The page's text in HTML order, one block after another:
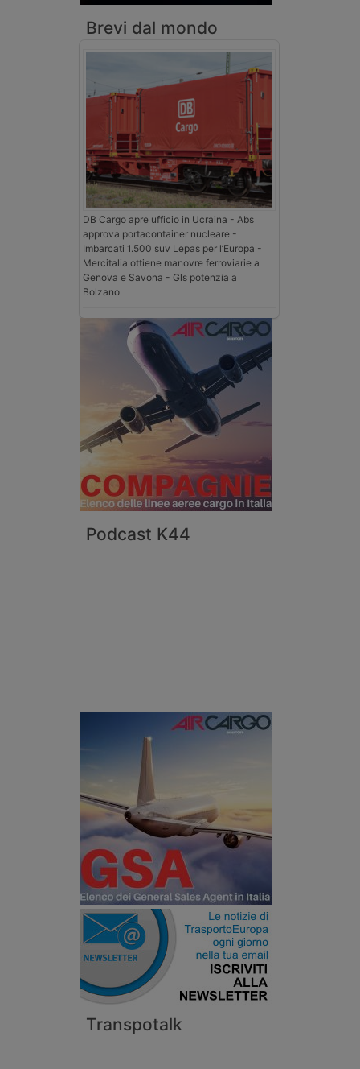
Brevi dal mondo
DB Cargo apre ufficio in Ucraina - Abs
approva portacontainer nucleare -
Imbarcati 1.500 suv Lepas per l’Europa -
Mercitalia ottiene manovre ferroviarie a
Genova e Savona - Gls potenzia a
Bolzano
Podcast K44
Transpotalk